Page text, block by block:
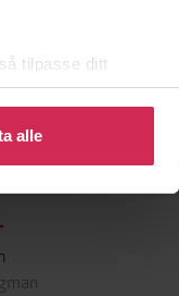
tilpasse ditt
ditt samtykke.
alle